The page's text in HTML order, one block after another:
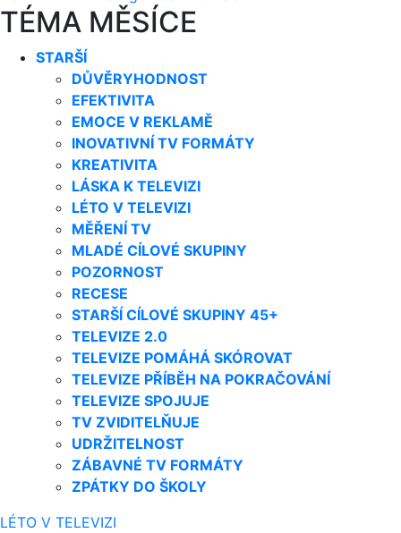
TÉMA MĚSÍCE
STARŠÍ
DŮVĚRYHODNOST
EFEKTIVITA
EMOCE V REKLAMĚ
INOVATIVNÍ TV FORMÁTY
KREATIVITA
LÁSKA K TELEVIZI
LÉTO V TELEVIZI
MĚŘENÍ TV
MLADÉ CÍLOVÉ SKUPINY
POZORNOST
RECESE
STARŠÍ CÍLOVÉ SKUPINY 45+
TELEVIZE 2.0
TELEVIZE POMÁHÁ SKÓROVAT
TELEVIZE PŘÍBĚH NA POKRAČOVÁNÍ
TELEVIZE SPOJUJE
TV ZVIDITELŇUJE
UDRŽITELNOST
ZÁBAVNÉ TV FORMÁTY
ZPÁTKY DO ŠKOLY
LÉTO V TELEVIZI